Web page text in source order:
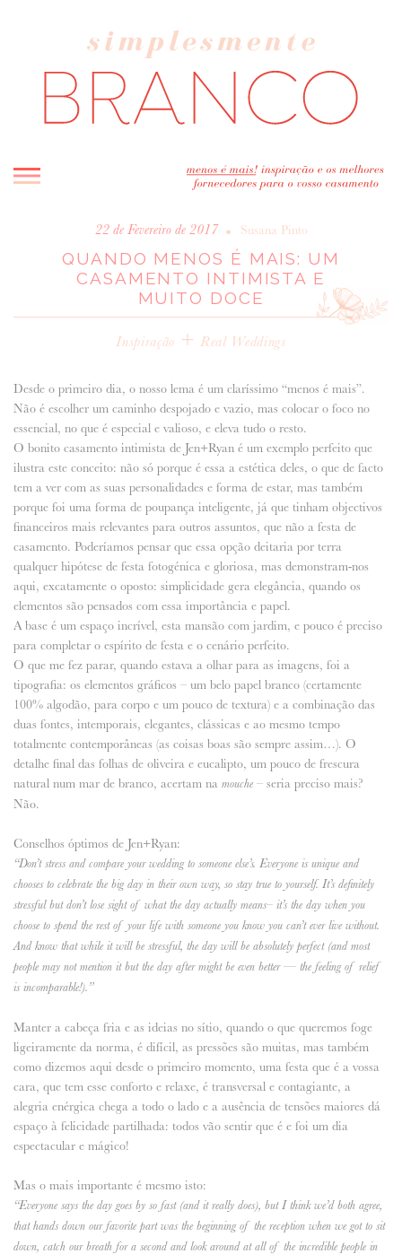
INICIO
BLOG
MELHOR INSPIRAÇÃO
REAL WEDDINGS & EDITORIAIS
FORNECEDORES RECOMENDADOS
ANUNCIE CONNOSCO
22 de Fevereiro de 2017 • Susana Pinto
QUANDO MENOS É MAIS: UM
CASAMENTO INTIMISTA E
MUITO DOCE
Inspiração + Real Weddings
Desde o primeiro dia, o nosso lema é um claríssimo “menos é mais”.
Não é escolher um caminho despojado e vazio, mas colocar o foco no
essencial, no que é especial e valioso, e eleva tudo o resto.
O bonito casamento intimista de Jen+Ryan é um exemplo perfeito que
ilustra este conceito: não só porque é essa a estética deles, o que de facto
tem a ver com as suas personalidades e forma de estar, mas também
porque foi uma forma de poupança inteligente, já que tinham objectivos
financeiros mais relevantes para outros assuntos, que não a festa de
casamento. Poderíamos pensar que essa opção deitaria por terra
qualquer hipótese de festa fotogénica e gloriosa, mas demonstram-nos
aqui, excatamente o oposto: simplicidade gera elegância, quando os
elementos são pensados com essa importância e papel.
A base é um espaço incrível, esta mansão com jardim, e pouco é preciso
para completar o espírito de festa e o cenário perfeito.
O que me fez parar, quando estava a olhar para as imagens, foi a
tipografia: os elementos gráficos – um belo papel branco (certamente
100% algodão, para corpo e um pouco de textura) e a combinação das
duas fontes, intemporais, elegantes, clássicas e ao mesmo tempo
totalmente contemporâneas (as coisas boas são sempre assim…). O
detalhe final das folhas de oliveira e eucalipto, um pouco de frescura
natural num mar de branco, acertam na mouche – seria preciso mais?
Não.
Conselhos óptimos de Jen+Ryan:
“Don’t stress and compare your wedding to someone else’s. Everyone is unique and
chooses to celebrate the big day in their own way, so stay true to yourself. It’s definitely
stressful but don’t lose sight of what the day actually means– it’s the day when you
choose to spend the rest of your life with someone you know you can’t ever live without.
And know that while it will be stressful, the day will be absolutely perfect (and most
people may not mention it but the day after might be even better — the feeling of relief
is incomparable!).”
Manter a cabeça fria e as ideias no sítio, quando o que queremos foge
ligeiramente da norma, é difícil, as pressões são muitas, mas também
como dizemos aqui desde o primeiro momento, uma festa que é a vossa
cara, que tem esse conforto e relaxe, é transversal e contagiante, a
alegria enérgica chega a todo o lado e a ausência de tensões maiores dá
espaço à felicidade partilhada: todos vão sentir que é e foi um dia
espectacular e mágico!
Mas o mais importante é mesmo isto:
“Everyone says the day goes by so fast (and it really does), but I think we’d both agree,
that hands down our favorite part was the beginning of the reception when we got to sit
down, catch our breath for a second and look around at all of the incredible people in